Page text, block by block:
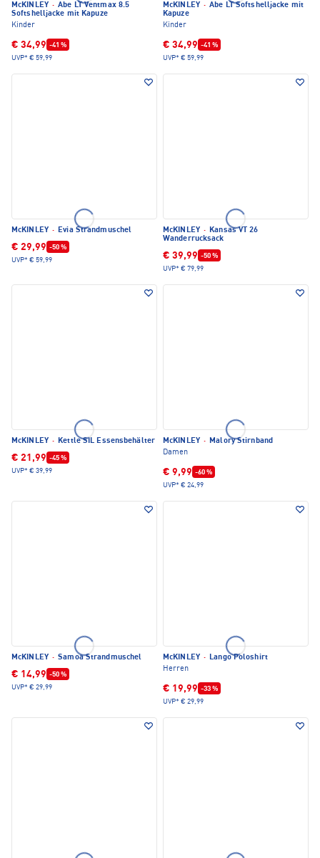
McKINLEY · Abe LT Ventmax 8.5
Softshelljacke mit Kapuze
Kinder
€ 34,99 -41 %
UVP* € 59,99
McKINLEY · Abe LT Softshelljacke mit
Kapuze
Kinder
€ 34,99 -41 %
UVP* € 59,99
McKINLEY · Evia Strandmuschel
€ 29,99 -50 %
UVP* € 59,99
McKINLEY · Kansas VT 26
Wanderrucksack
€ 39,99 -50 %
UVP* € 79,99
McKINLEY · Kettle SIL Essensbehälter
€ 21,99 -45 %
UVP* € 39,99
McKINLEY · Malory Stirnband
Damen
€ 9,99 -60 %
UVP* € 24,99
McKINLEY · Samoa Strandmuschel
€ 14,99 -50 %
UVP* € 29,99
McKINLEY · Lango Poloshirt
Herren
€ 19,99 -33 %
UVP* € 29,99